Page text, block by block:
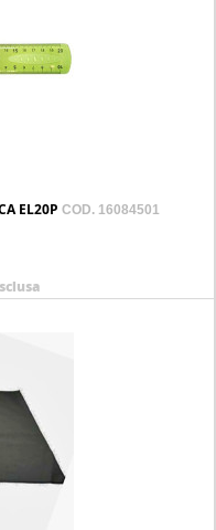
EL20P COD. 16084501